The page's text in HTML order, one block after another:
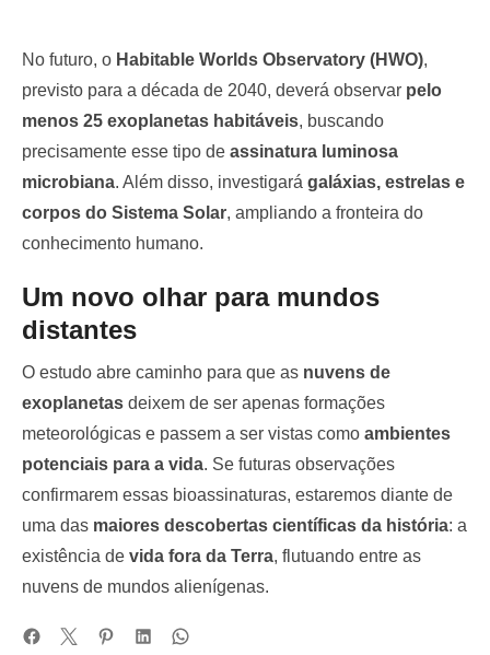
No futuro, o Habitable Worlds Observatory (HWO),
previsto para a década de 2040, deverá observar pelo
menos 25 exoplanetas habitáveis, buscando
precisamente esse tipo de assinatura luminosa
microbiana. Além disso, investigará galáxias, estrelas e
corpos do Sistema Solar, ampliando a fronteira do
conhecimento humano.
Um novo olhar para mundos
distantes
O estudo abre caminho para que as nuvens de
exoplanetas deixem de ser apenas formações
meteorológicas e passem a ser vistas como ambientes
potenciais para a vida. Se futuras observações
confirmarem essas bioassinaturas, estaremos diante de
uma das maiores descobertas científicas da história: a
existência de vida fora da Terra, flutuando entre as
nuvens de mundos alienígenas.